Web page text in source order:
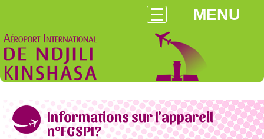
MENU
Informations sur l'appareil
n°FGSPI?